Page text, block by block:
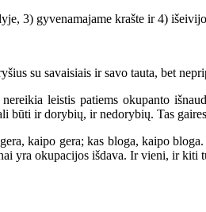
3) gyvenamajame krašte ir 4)
su savaisiais ir savo tauta, bet
leistis patiems okupanto
būti ir dorybių, ir nedorybių. Tas
kaipo gera; kas bloga, kaipo
yra okupacijos išdava. Ir vieni, ir kiti